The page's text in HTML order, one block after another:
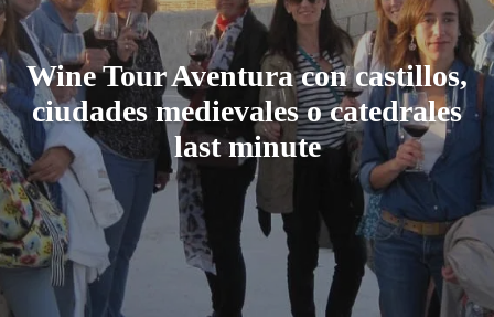
Wine Tour Aventura con castillos,
ciudades medievales o catedrales
last minute